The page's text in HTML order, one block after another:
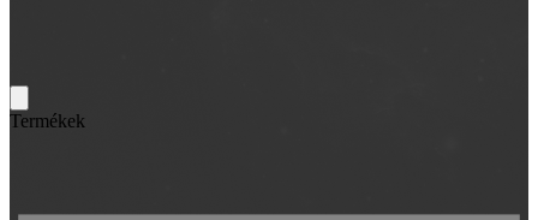
Termékek